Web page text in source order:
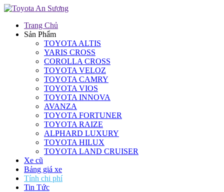
Trang Chủ
Sản Phẩm
TOYOTA ALTIS
YARIS CROSS
COROLLA CROSS
TOYOTA VELOZ
TOYOTA CAMRY
TOYOTA VIOS
TOYOTA INNOVA
AVANZA
TOYOTA FORTUNER
TOYOTA RAIZE
ALPHARD LUXURY
TOYOTA HILUX
TOYOTA LAND CRUISER
Xe cũ
Bảng giá xe
Tính chi phí
Tin Tức